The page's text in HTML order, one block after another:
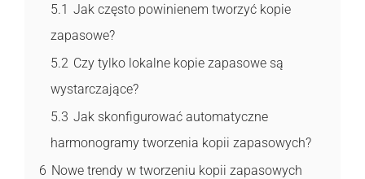
5.1 Jak często powinienem tworzyć kopie
zapasowe?
5.2 Czy tylko lokalne kopie zapasowe są
wystarczające?
5.3 Jak skonfigurować automatyczne
harmonogramy tworzenia kopii zapasowych?
6 Nowe trendy w tworzeniu kopii zapasowych